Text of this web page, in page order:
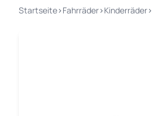
Startseite›Fahrräder›Kinderräder›